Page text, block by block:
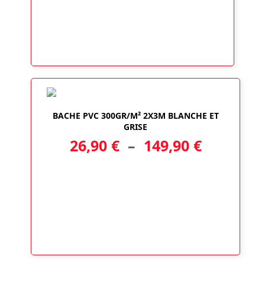
BACHE PVC 300GR/M² 2X3M BLANCHE ET
GRISE
26,90 € – 149,90 €Plage
149,90 €